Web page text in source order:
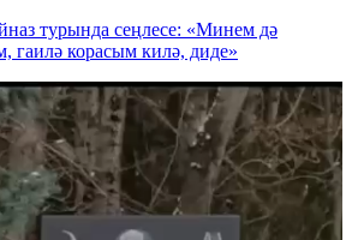
турында сеңлесе: «Минем дә
гаилә корасым килә, диде»